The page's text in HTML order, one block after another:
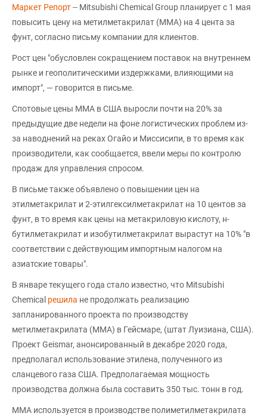
Маркет Репорт-- Mitsubishi Chemical Group планирует с 1 мая
повысить цену на метилметакрилат (ММА) на 4 цента за
фунт, согласно письму компании для клиентов.
Рост цен "обусловлен сокращением поставок на внутреннем
рынке и геополитическими издержками, влияющими на
импорт", — говорится в письме.
Спотовые цены ММА в США выросли почти на 20% за
предыдущие две недели на фоне логистических проблем из-
за наводнений на реках Огайо и Миссисипи, в то время как
производители, как сообщается, ввели меры по контролю
продаж для управления спросом.
В письме также объявлено о повышении цен на
этилметакрилат и 2-этилгексилметакрилат на 10 центов за
фунт, в то время как цены на метакриловую кислоту, н-
бутилметакрилат и изобутилметакрилат вырастут на 10% "в
соответствии с действующим импортным налогом на
азиатские товары".
В январе текущего года стало известно, что Mitsubishi
Chemical решила не продолжать реализацию
запланированного проекта по производству
метилметакрилата (ММА) в Гейсмаре, (штат Луизиана, США).
Проект Geismar, анонсированный в декабре 2020 года,
предполагал использование этилена, полученного из
сланцевого газа США. Предполагаемая мощность
производства должна была составить 350 тыс. тонн в год.
ММА используется в производстве полиметилметакрилата